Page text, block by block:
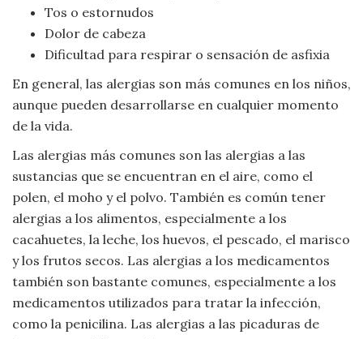
Religión
Salud
Sociología
Tecnología
Universo
Viajar
Tos o estornudos
Dolor de cabeza
Dificultad para respirar o sensación de asfixia
En general, las alergias son más comunes en los niños,
aunque pueden desarrollarse en cualquier momento
de la vida.
Las alergias más comunes son las alergias a las
sustancias que se encuentran en el aire, como el
polen, el moho y el polvo. También es común tener
alergias a los alimentos, especialmente a los
cacahuetes, la leche, los huevos, el pescado, el marisco
y los frutos secos. Las alergias a los medicamentos
también son bastante comunes, especialmente a los
medicamentos utilizados para tratar la infección,
como la penicilina. Las alergias a las picaduras de